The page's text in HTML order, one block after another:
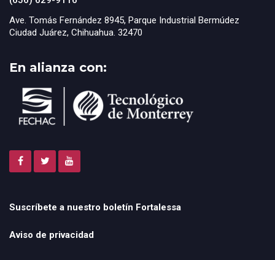
Ave. Tomás Fernández 8945, Parque Industrial Bermúdez
Ciudad Juárez, Chihuahua. 32470
En alianza con:
Suscríbete a nuestro boletín Fortalessa
Aviso de privacidad